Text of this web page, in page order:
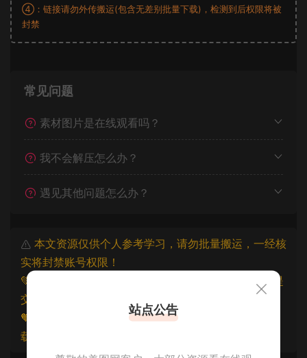
④：链接请勿外传搬运(包含无差别批量下载)，检测到后权限将被
封禁
常见问题
素材图片是在线观看吗？
我不会解压怎么办？
遇见其他问题怎么办？
本文资源仅供个人参考学习，请勿批量搬运，一经核
实将封禁账号权限！
💚本文资源均来源网友分享，若侵犯了您的权益可以提
交工单处理。
🧡原文链接：
https://www.znjxg.com/966.html
载请注明出处。
站点公告